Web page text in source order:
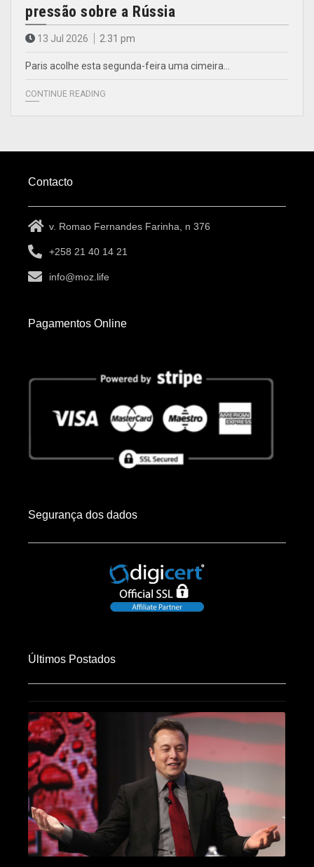
pressão sobre a Rússia
13 Jul 2026 2.31 pm
Paris acolhe esta segunda-feira uma cimeira…
CONTINUE READING
Contacto
v. Romao Fernandes Farinha, n 376
+258 21 40 14 21
info@moz.life
Pagamentos Online
Segurança dos dados
Últimos Postados